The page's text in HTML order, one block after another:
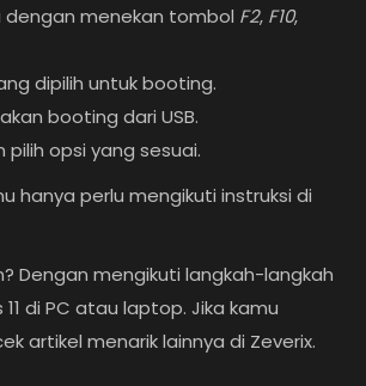
dengan menekan tombol F2, F10,
dipilih untuk booting.
booting dari USB.
pilih opsi yang sesuai.
hanya perlu mengikuti instruksi di
Dengan mengikuti langkah-langkah
di PC atau laptop. Jika kamu
artikel menarik lainnya di Zeverix.